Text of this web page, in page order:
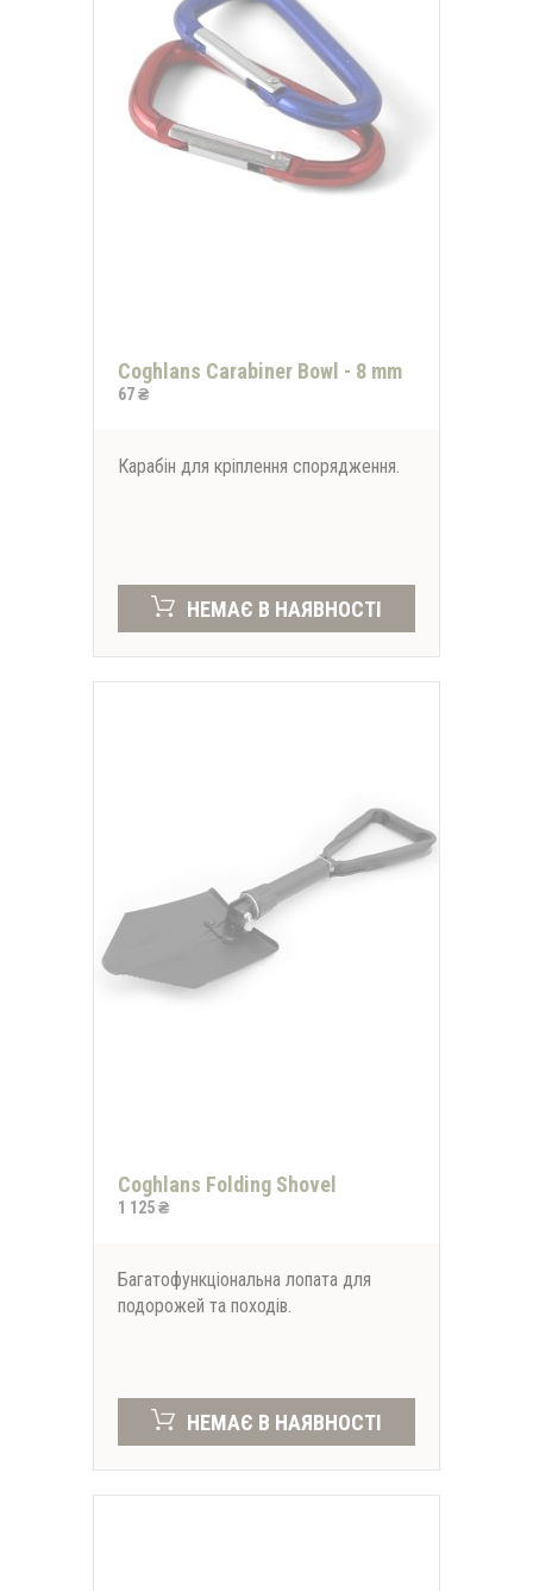
Coghlans Carabiner Bowl - 8 mm
67 ₴
Карабін для кріплення спорядження.
НЕМАЄ В НАЯВНОСТІ
Coghlans Folding Shovel
1 125 ₴
Багатофункціональна лопата для
подорожей та походів.
НЕМАЄ В НАЯВНОСТІ